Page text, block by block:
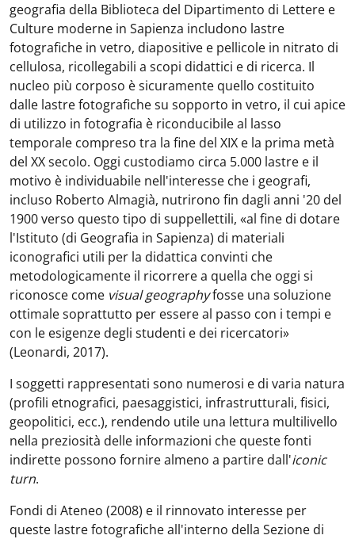
geografia della Biblioteca del Dipartimento di Lettere e
Culture moderne in Sapienza includono lastre
fotografiche in vetro, diapositive e pellicole in nitrato di
cellulosa, ricollegabili a scopi didattici e di ricerca. Il
nucleo più corposo è sicuramente quello costituito
dalle lastre fotografiche su sopporto in vetro, il cui apice
di utilizzo in fotografia è riconducibile al lasso
temporale compreso tra la fine del XIX e la prima metà
del XX secolo. Oggi custodiamo circa 5.000 lastre e il
motivo è individuabile nell'interesse che i geografi,
incluso Roberto Almagià, nutrirono fin dagli anni '20 del
1900 verso questo tipo di suppellettili, «al fine di dotare
l'Istituto (di Geografia in Sapienza) di materiali
iconografici utili per la didattica convinti che
metodologicamente il ricorrere a quella che oggi si
riconosce come visual geographyfosse una soluzione
ottimale soprattutto per essere al passo con i tempi e
con le esigenze degli studenti e dei ricercatori»
(Leonardi, 2017).
I soggetti rappresentati sono numerosi e di varia natura
(profili etnografici, paesaggistici, infrastrutturali, fisici,
geopolitici, ecc.), rendendo utile una lettura multilivello
nella preziosità delle informazioni che queste fonti
indirette possono fornire almeno a partire dall'iconic
turn.
Fondi di Ateneo (2008) e il rinnovato interesse per
queste lastre fotografiche all'interno della Sezione di